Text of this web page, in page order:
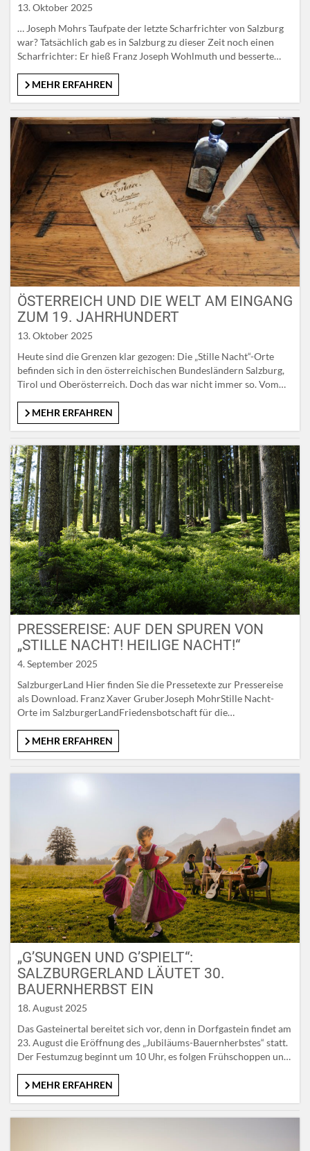
13. Oktober 2025
… Joseph Mohrs Taufpate der letzte Scharfrichter von Salzburg
war? Tatsächlich gab es in Salzburg zu dieser Zeit noch einen
Scharfrichter: Er hieß Franz Joseph Wohlmuth und besserte
lediger Kinder auf. Diese galten damals noch als „fleischliches
Verbrechen“; die Mutter selbst musste sich dafür anzeigen. Bei…
MEHR ERFAHREN
ÖSTERREICH UND DIE WELT AM EINGANG
ZUM 19. JAHRHUNDERT
13. Oktober 2025
Heute sind die Grenzen klar gezogen: Die „Stille Nacht“-Orte
befinden sich in den österreichischen Bundesländern Salzburg,
Tirol und Oberösterreich. Doch das war nicht immer so. Vom
Napoleons Eroberungs- und Revolutionsfeldzüge im
Kriegszustand. Salzburg, Tirol und Oberösterreich im Zeichen
MEHR ERFAHREN
PRESSEREISE: AUF DEN SPUREN VON
„STILLE NACHT! HEILIGE NACHT!“
4. September 2025
SalzburgerLand Hier finden Sie die Pressetexte zur Pressereise
als Download. Franz Xaver GruberJoseph MohrStille Nacht-
Orte im SalzburgerLandFriedensbotschaft für die
dass …30 Jahre BauernherbstPilger- und ThemenwegeAlpine
KücheThermenland Mehr Infos zu „Stille Nacht! Heilige Nacht!“
MEHR ERFAHREN
„G’SUNGEN UND G’SPIELT“:
SALZBURGERLAND LÄUTET 30.
BAUERNHERBST EIN
18. August 2025
Das Gasteinertal bereitet sich vor, denn in Dorfgastein findet am
23. August die Eröffnung des „Jubiläums-Bauernherbstes“ statt.
Der Festumzug beginnt um 10 Uhr, es folgen Frühschoppen und
Darbietungen der Schnalzer, Schuhplattler und
Volkstanzgruppen sind freilich mit dabei. Landtagspräsidentin
MEHR ERFAHREN